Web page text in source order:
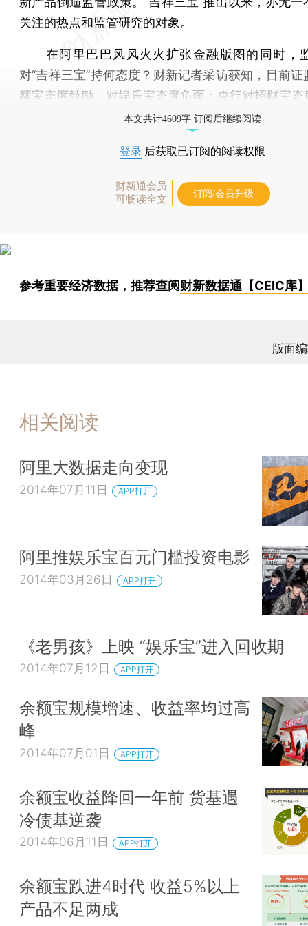
关注的热点和监管研究的对象。
在阿里巴巴风风火火扩张金融版图的同时，
对“吉祥三宝”持何态度？财新记者采访获知，目前证
额宝态度鼓励，对娱乐宝态度负面；央行对招财宝态
本文共计4609字 订阅后继续阅读
登录 后获取已订阅的阅读权限
财新通会员
可畅读全文
订阅/会员升级
参考重要经济数据，推荐查阅财新数据通【CEIC库
版面
相关阅读
阿里大数据走向变现
2014年07月11日 APP打开
阿里推娱乐宝百元门槛投资电影
2014年03月26日 APP打开
《老男孩》上映 “娱乐宝”进入回收期
2014年07月12日 APP打开
余额宝规模增速、收益率均过高
峰
2014年07月01日 APP打开
余额宝收益降回一年前 货基遇
冷债基逆袭
2014年06月11日 APP打开
余额宝跌进4时代 收益5%以上
产品不足两成